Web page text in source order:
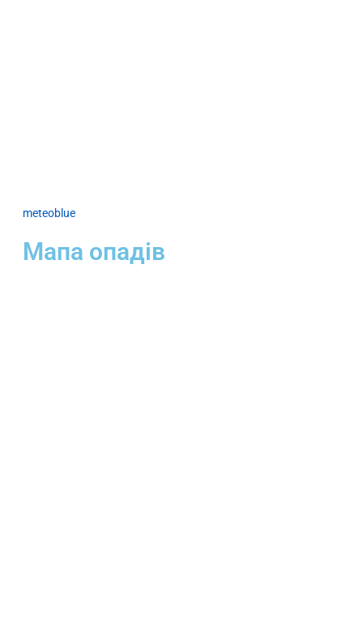
meteoblue
Мапа опадів